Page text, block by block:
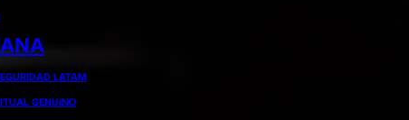
LATAM
GENUINO